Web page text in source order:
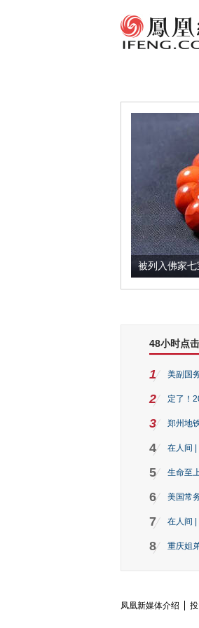
被列入佛家七
48小时点
1 美副国
2 定了！
3 郑州地
4 在人间
5 生命至
6 美国常
7 在人间
8 重庆姐
凤凰新媒体介绍